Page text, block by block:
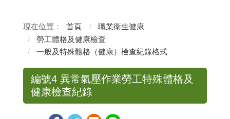
首頁
職業衛生健康
勞工體格及健康檢查
一般及特殊體格（健康）檢查紀錄格式
編號4 異常氣壓作業勞工特殊體格及
健康檢查紀錄